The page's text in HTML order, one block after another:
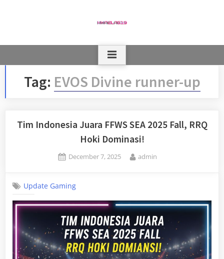
Tag: EVOS Divine runner-up
Tim Indonesia Juara FFWS SEA 2025 Fall, RRQ
Hoki Dominasi!
Posted
December 7, 2025 By
admin
Update Gaming